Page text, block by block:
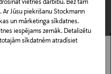
vietnes darbību. Bez tām
Jūsu piekrišanu Stockmann
un mārketinga sīkdatnes.
iespējams zemāk. Detalizētu
sīkdatnēm atradīsiet
Nedrīkst ķīmiski tīrīt.
ARĪ
tavā valstī.